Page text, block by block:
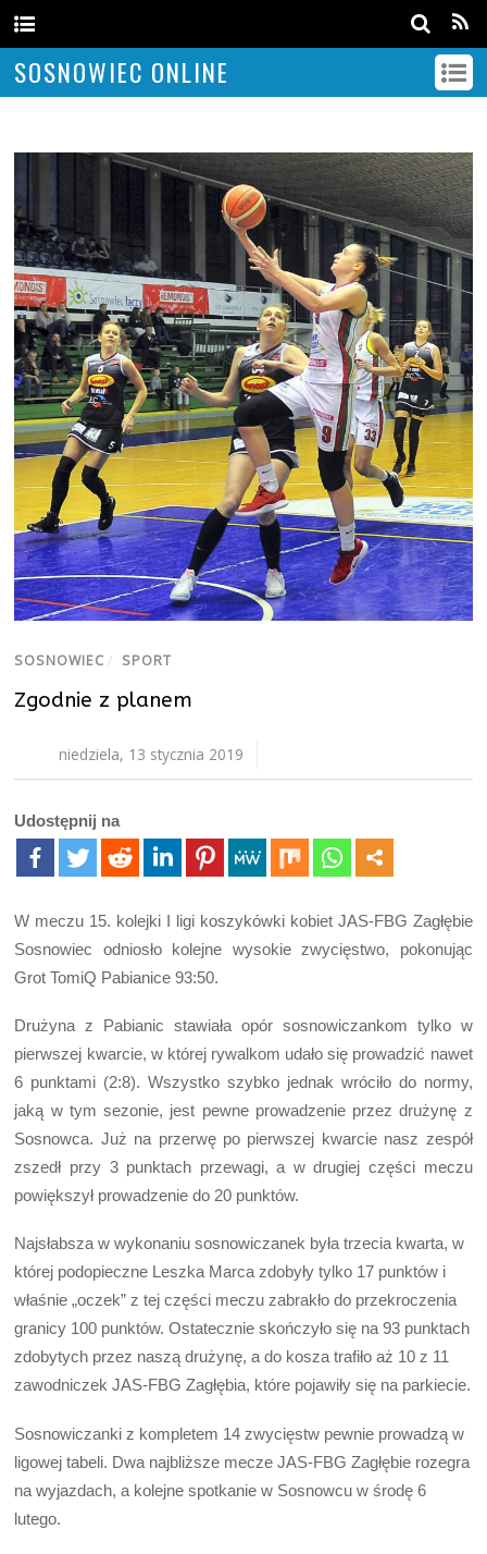
SOSNOWIEC ONLINE
SOSNOWIEC / SPORT
Zgodnie z planem
niedziela, 13 stycznia 2019
Udostępnij na
W meczu 15. kolejki I ligi koszykówki kobiet JAS-FBG Zagłębie
Sosnowiec odniosło kolejne wysokie zwycięstwo, pokonując
Grot TomiQ Pabianice 93:50.
Drużyna z Pabianic stawiała opór sosnowiczankom tylko w
pierwszej kwarcie, w której rywalkom udało się prowadzić nawet
6 punktami (2:8). Wszystko szybko jednak wróciło do normy,
jaką w tym sezonie, jest pewne prowadzenie przez drużynę z
Sosnowca. Już na przerwę po pierwszej kwarcie nasz zespół
zszedł przy 3 punktach przewagi, a w drugiej części meczu
powiększył prowadzenie do 20 punktów.
Najsłabsza w wykonaniu sosnowiczanek była trzecia kwarta, w
której podopieczne Leszka Marca zdobyły tylko 17 punktów i
właśnie „oczek” z tej części meczu zabrakło do przekroczenia
granicy 100 punktów. Ostatecznie skończyło się na 93 punktach
zdobytych przez naszą drużynę, a do kosza trafiło aż 10 z 11
zawodniczek JAS-FBG Zagłębia, które pojawiły się na parkiecie.
Sosnowiczanki z kompletem 14 zwycięstw pewnie prowadzą w
ligowej tabeli. Dwa najbliższe mecze JAS-FBG Zagłębie rozegra
na wyjazdach, a kolejne spotkanie w Sosnowcu w środę 6
lutego.